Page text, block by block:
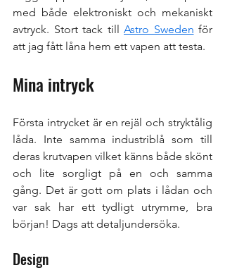
med både elektroniskt och mekaniskt
avtryck. Stort tack till Astro Sweden för
att jag fått låna hem ett vapen att testa.
Mina intryck
Första intrycket är en rejäl och stryktålig
låda. Inte samma industriblå som till
deras krutvapen vilket känns både skönt
och lite sorgligt på en och samma
gång. Det är gott om plats i lådan och
var sak har ett tydligt utrymme, bra
början! Dags att detaljundersöka.
Design